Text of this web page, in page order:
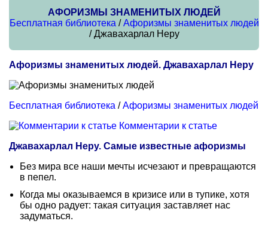
АФОРИЗМЫ ЗНАМЕНИТЫХ ЛЮДЕЙ
Бесплатная библиотека /Афоризмы знаменитых людей
/ Джавахарлал Неру
Афоризмы знаменитых людей. Джавахарлал Неру
Бесплатная библиотека /Афоризмы знаменитых людей
Комментарии к статье
Джавахарлал Неру. Самые известные афоризмы
Без мира все наши мечты исчезают и превращаются
в пепел.
Когда мы оказываемся в кризисе или в тупике, хотя
бы одно радует: такая ситуация заставляет нас
задуматься.